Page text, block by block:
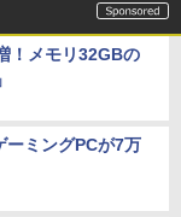
！メモリ32GBの
ーミングPCが7万